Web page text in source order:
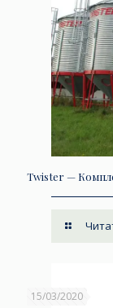
Twister —
15/03/2020